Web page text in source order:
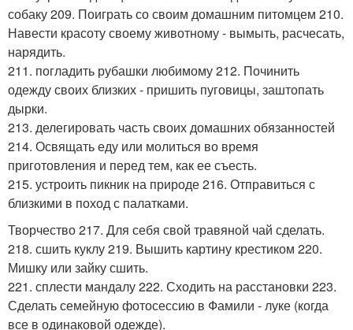
собаку 209. Поиграть со своим домашним питомцем 210.
Навести красоту своему животному - вымыть, расчесать,
нарядить.
211. погладить рубашки любимому 212. Починить
одежду своих близких - пришить пуговицы, заштопать
дырки.
213. делегировать часть своих домашних обязанностей
214. Освящать еду или молиться во время
приготовления и перед тем, как ее съесть.
215. устроить пикник на природе 216. Отправиться с
близкими в поход с палатками.
Творчество 217. Для себя свой травяной чай сделать.
218. сшить куклу 219. Вышить картину крестиком 220.
Мишку или зайку сшить.
221. сплести мандалу 222. Сходить на расстановки 223.
Сделать семейную фотосессию в Фамили - луке (когда
все в одинаковой одежде).